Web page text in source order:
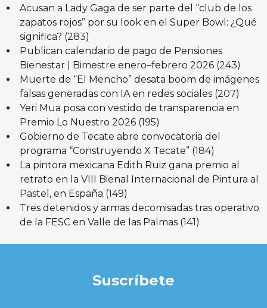
Acusan a Lady Gaga de ser parte del “club de los
zapatos rojos” por su look en el Super Bowl: ¿Qué
significa? (283)
Publican calendario de pago de Pensiones
Bienestar | Bimestre enero–febrero 2026 (243)
Muerte de “El Mencho” desata boom de imágenes
falsas generadas con IA en redes sociales (207)
Yeri Mua posa con vestido de transparencia en
Premio Lo Nuestro 2026 (195)
Gobierno de Tecate abre convocatoria del
programa “Construyendo X Tecate” (184)
La pintora mexicana Edith Ruiz gana premio al
retrato en la VIII Bienal Internacional de Pintura al
Pastel, en España (149)
Tres detenidos y armas decomisadas tras operativo
de la FESC en Valle de las Palmas (141)
Suscríbete